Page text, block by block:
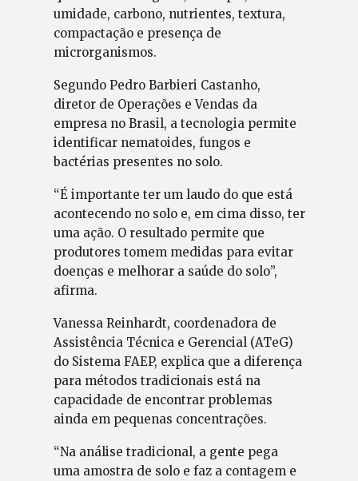
umidade, carbono, nutrientes, textura,
compactação e presença de
microrganismos.
Segundo Pedro Barbieri Castanho,
diretor de Operações e Vendas da
empresa no Brasil, a tecnologia permite
identificar nematoides, fungos e
bactérias presentes no solo.
“É importante ter um laudo do que está
acontecendo no solo e, em cima disso, ter
uma ação. O resultado permite que
produtores tomem medidas para evitar
doenças e melhorar a saúde do solo”,
afirma.
Vanessa Reinhardt, coordenadora de
Assistência Técnica e Gerencial (ATeG)
do Sistema FAEP, explica que a diferença
para métodos tradicionais está na
capacidade de encontrar problemas
ainda em pequenas concentrações.
“Na análise tradicional, a gente pega
uma amostra de solo e faz a contagem e